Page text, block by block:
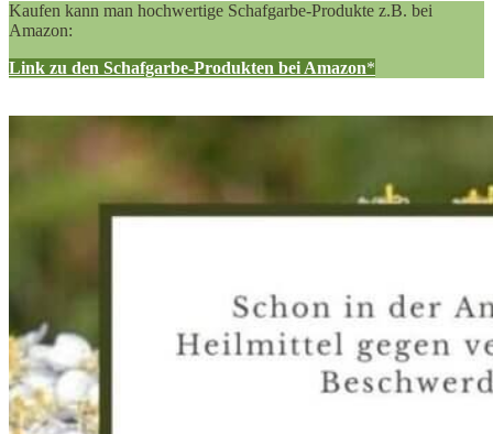
Kaufen kann man hochwertige Schafgarbe-Produkte z.B. bei
Amazon:
Link zu den Schafgarbe-Produkten bei Amazon*